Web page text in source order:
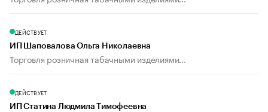
ДЕЙСТВУЕТ
ИП Шаповалова Ольга Николаевна
Торговля розничная табачными изделиями...
ДЕЙСТВУЕТ
ИП Статина Людмила Тимофеевна